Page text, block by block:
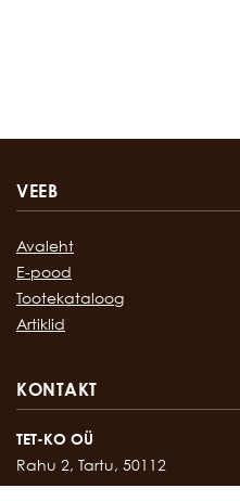
VEEB
Avaleht
E-pood
Tootekataloog
Artiklid
KONTAKT
TET-KO OÜ
Rahu 2, Tartu, 50112
Kontor:747 17 35